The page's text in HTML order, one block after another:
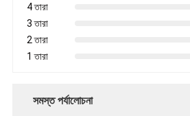
4 তারা
3 তারা
2 তারা
1 তারা
সমস্ত পর্যালোচনা